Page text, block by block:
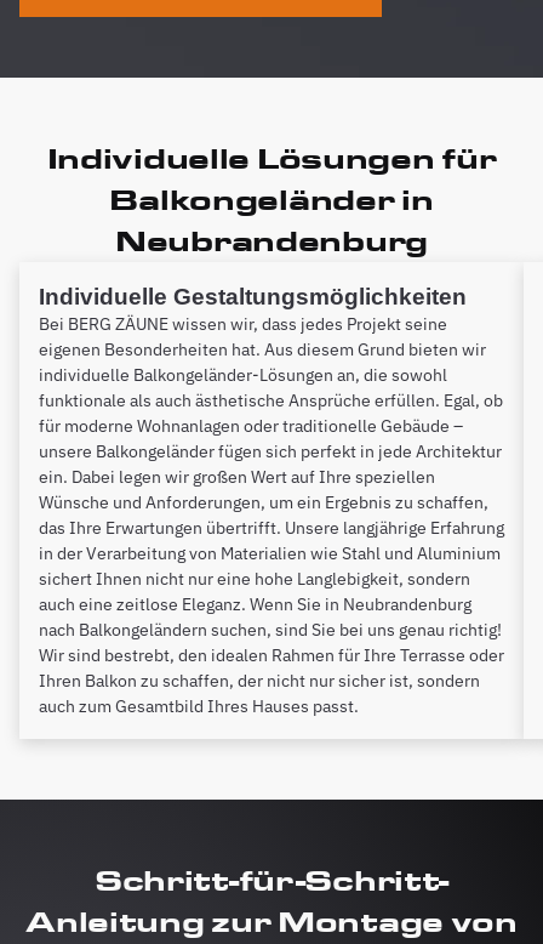
Individuelle Lösungen für
Balkongeländer in
Neubrandenburg
Individuelle Gestaltungsmöglichkeiten
Bei BERG ZÄUNE wissen wir, dass jedes Projekt seine
eigenen Besonderheiten hat. Aus diesem Grund bieten wir
individuelle Balkongeländer-Lösungen an, die sowohl
funktionale als auch ästhetische Ansprüche erfüllen. Egal, ob
für moderne Wohnanlagen oder traditionelle Gebäude –
unsere Balkongeländer fügen sich perfekt in jede Architektur
ein. Dabei legen wir großen Wert auf Ihre speziellen
Wünsche und Anforderungen, um ein Ergebnis zu schaffen,
das Ihre Erwartungen übertrifft. Unsere langjährige Erfahrung
in der Verarbeitung von Materialien wie Stahl und Aluminium
sichert Ihnen nicht nur eine hohe Langlebigkeit, sondern
auch eine zeitlose Eleganz. Wenn Sie in Neubrandenburg
nach Balkongeländern suchen, sind Sie bei uns genau richtig!
Wir sind bestrebt, den idealen Rahmen für Ihre Terrasse oder
Ihren Balkon zu schaffen, der nicht nur sicher ist, sondern
auch zum Gesamtbild Ihres Hauses passt.
Schritt-für-Schritt-
Anleitung zur Montage von